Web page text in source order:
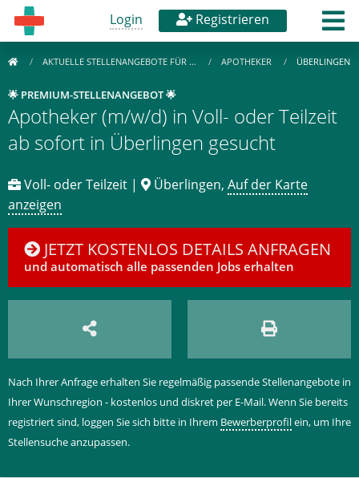
Login Registrieren
AKTUELLE STELLENANGEBOTE FÜR … APOTHEKER ÜBERLINGEN
🌟 PREMIUM-STELLENANGEBOT 🌟
Apotheker (m/w/d) in Voll- oder Teilzeit
ab sofort in Überlingen gesucht
Voll- oder Teilzeit | Überlingen, Auf der Karte
anzeigen
JETZT KOSTENLOS DETAILS ANFRAGEN
und automatisch alle passenden Jobs erhalten
Nach Ihrer Anfrage erhalten Sie regelmäßig passende Stellenangebote in
Ihrer Wunschregion - kostenlos und diskret per E-Mail. Wenn Sie bereits
registriert sind, loggen Sie sich bitte in Ihrem Bewerberprofilein, um Ihre
Stellensuche anzupassen.